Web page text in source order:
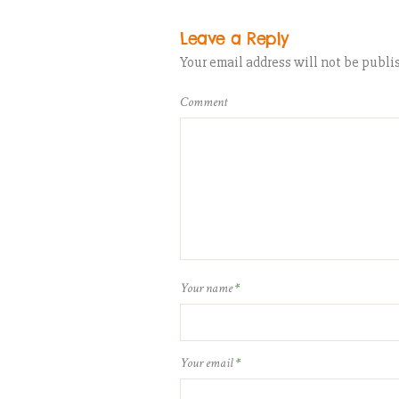
Leave a Reply
Your email address will not be
Comment
Your name*
Your email*